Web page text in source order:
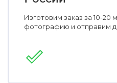
Изготовим заказ за 10-20
фотографию и отправим